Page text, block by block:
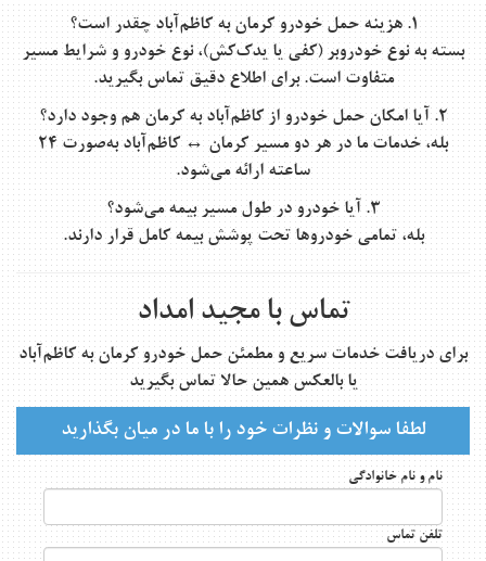
۱. هزینه حمل خودرو کرمان به کاظم‌آباد چقدر است؟
بسته به نوع خودروبر (کفی یا یدک‌کش)، نوع خودرو و شرایط مسیر
متفاوت است. برای اطلاع دقیق تماس بگیرید.
۲. آیا امکان حمل خودرو از کاظم‌آباد به کرمان هم وجود دارد؟
بله، خدمات ما در هر دو مسیر کرمان ↔ کاظم‌آباد به‌صورت ۲۴
ساعته ارائه می‌شود.
۳. آیا خودرو در طول مسیر بیمه می‌شود؟
بله، تمامی خودروها تحت پوشش بیمه کامل قرار دارند.
تماس با مجید امداد
برای دریافت خدمات سریع و مطمئنحمل خودرو کرمان به کاظم‌آباد
یا بالعکس همین حالا تماس بگیرید
لطفا سوالات و نظرات خود را با ما در میان بگذارید
نام و نام خانوادگی
تلفن تماس